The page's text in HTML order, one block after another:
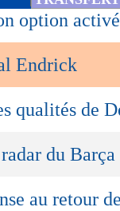
option
Endrick
qualités de
du
au retour